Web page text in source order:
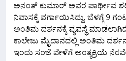
ಅನಂತ್​ ಕುಮಾರ್​ ಅವರ ಪಾರ್ಥೀವ
ನಿವಾಸಕ್ಕೆ ವರ್ಗಾಯಿಸಿದ್ದು, ಬೆಳಗ್ಗೆ 9
ಅಂತಿಮ ದರ್ಶನಕ್ಕೆ ವ್ಯವಸ್ಥೆ
ಕಾಲೇಜು ಮೈದಾನದಲ್ಲಿ ಅಂತಿಮ
ಇಂದು ಸಂಜೆ ವೇಳೆಗೆ ಅಂತ್ಯಕ್ರಿಯೆ